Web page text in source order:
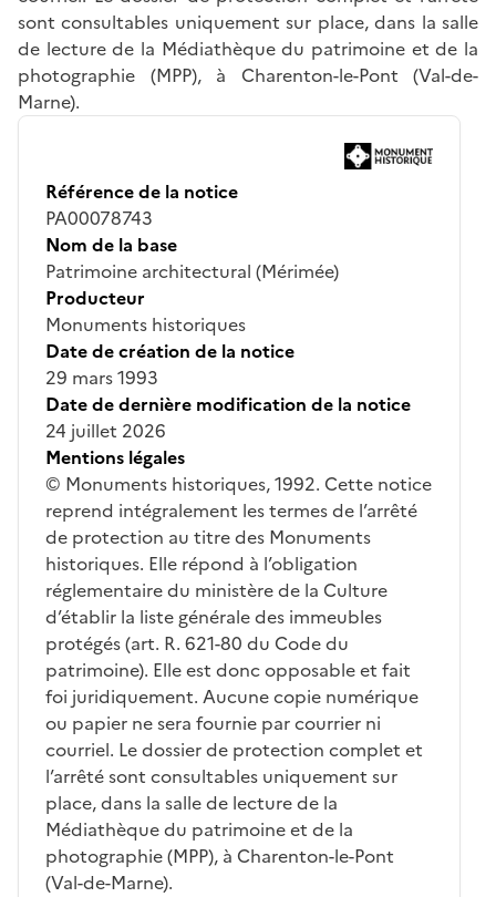
sont consultables uniquement sur place, dans la salle
de lecture de la Médiathèque du patrimoine et de la
photographie (MPP), à Charenton-le-Pont (Val-de-
Marne).
Référence de la notice
PA00078743
Nom de la base
Patrimoine architectural (Mérimée)
Producteur
Monuments historiques
Date de création de la notice
29 mars 1993
Date de dernière modification de la notice
24 juillet 2026
Mentions légales
© Monuments historiques, 1992. Cette notice
reprend intégralement les termes de l’arrêté
de protection au titre des Monuments
historiques. Elle répond à l’obligation
réglementaire du ministère de la Culture
d’établir la liste générale des immeubles
protégés (art. R. 621-80 du Code du
patrimoine). Elle est donc opposable et fait
foi juridiquement. Aucune copie numérique
ou papier ne sera fournie par courrier ni
courriel. Le dossier de protection complet et
l’arrêté sont consultables uniquement sur
place, dans la salle de lecture de la
Médiathèque du patrimoine et de la
photographie (MPP), à Charenton-le-Pont
(Val-de-Marne).